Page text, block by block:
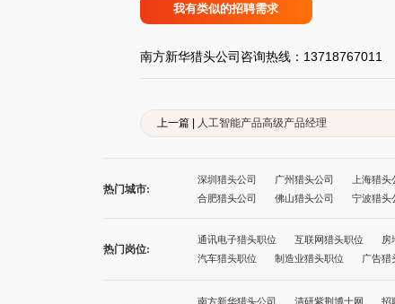
我有类似的招聘需求
南方新华猎头公司咨询热线：13718767011
上一篇 | 人工智能产品高级产品经理
热门城市:
深圳猎头公司 广州猎头公司 上海猎头
合肥猎头公司
佛山猎头公司 宁波猎头
厦门猎头公司
西宁猎头公司 兰州猎头
广州猎头公司前十名
上海猎头公司前十名
热门岗位:
通讯电子猎头职位 互联网猎头职位 房
汽车猎头职位
制造业猎头职位 广告猎
南方新华猎头公司 清研紫荆博士网 招